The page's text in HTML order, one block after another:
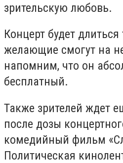
зрительскую любовь.
Концерт будет длиться
желающие смогут на
напомним, что он
бесплатный.
Также зрителей ждет
после дозы
комедийный фильм
Политическая